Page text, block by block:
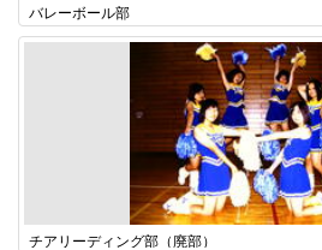
バレーボール部
チアリーディング部（廃部）